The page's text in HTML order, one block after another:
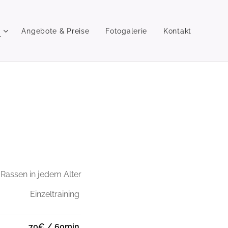
Angebote & Preise Fotogalerie Kontakt
in jedem Alter
Einzeltraining